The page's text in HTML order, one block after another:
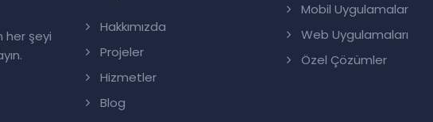
her şeyi
Hakkımızda
Projeler
Hizmetler
Blog
Mobil Uygulamalar
Web Uygulamaları
Özel Çözümler